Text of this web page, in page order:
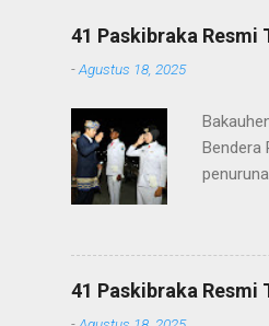
41 Paskibraka Resmi
-Agustus 18, 2025
Bendera
ke-80
terima
41 Paskibraka Resmi